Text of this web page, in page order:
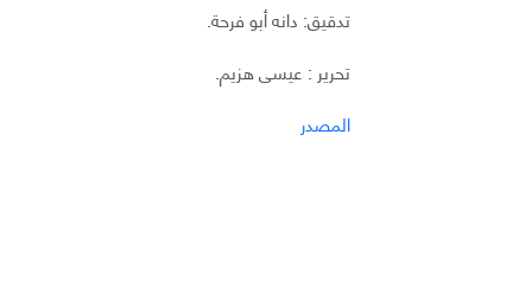
تدقيق: دانه أبو فرحة.
تحرير : عيسى هزيم.
المصدر